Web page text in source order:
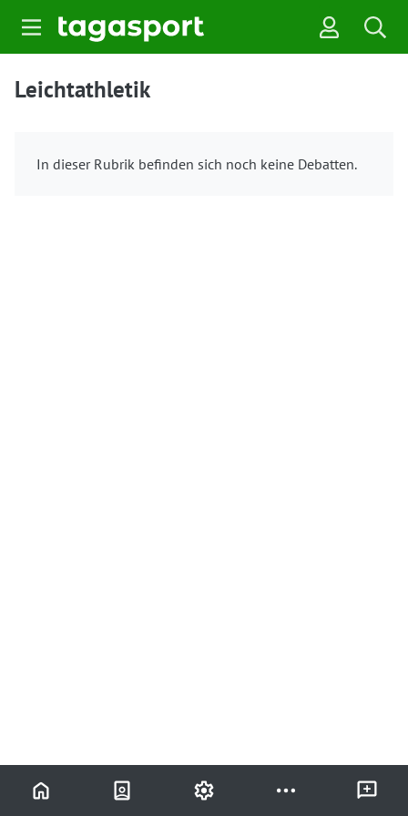
Leichtathletik
In dieser Rubrik befinden sich noch keine Debatten.